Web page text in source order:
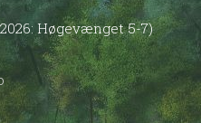
Høgevænget 5-7)